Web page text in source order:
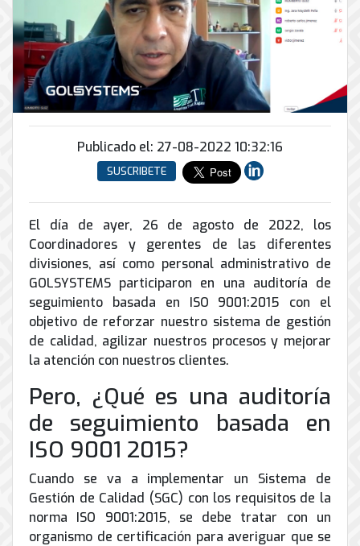
INFRAESTRUCTURA
Soporte
informático
Remoto
y
en
Sitio
Soporte
de
Correo
Electrónico
conmutadores
IP
y
análogos
Enlaces
Inalámbricos
Torres
Arriostradas
Equipos
para
videoconferencias
Renta
de
Servicio
de
peatonal
Automatización
y
Domótica
Energía
y
UPS
Tierra
física
y
pararrayos
de
envío
Antispam
Ciberseguridad
Conmutador
de
Computo
&
Almacenamiento
Publicado el: 27-08-2022 10:32:16
SUSCRIBETE
El día de ayer, 26 de agosto de 2022, los
Coordinadores y gerentes de las diferentes
divisiones, así como personal administrativo de
GOLSYSTEMS participaron en una auditoría de
seguimiento basada en ISO 9001:2015 con el
objetivo de reforzar nuestro sistema de gestión
de calidad, agilizar nuestros procesos y mejorar
la atención con nuestros clientes.
Pero, ¿Qué es una auditoría
de seguimiento basada en
ISO 9001 2015?
Cuando se va a implementar un Sistema de
Gestión de Calidad (SGC) con los requisitos de la
norma ISO 9001:2015, se debe tratar con un
organismo de certificación para averiguar que se